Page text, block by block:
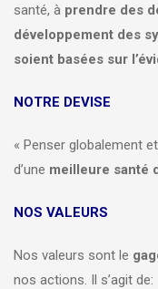
santé, à prendre des
développement des
soient basées sur
NOTRE DEVISE
« Penser globalement
d’une meilleure santé
NOS VALEURS
Nos valeurs sont le
nos actions. Il s’agit de: